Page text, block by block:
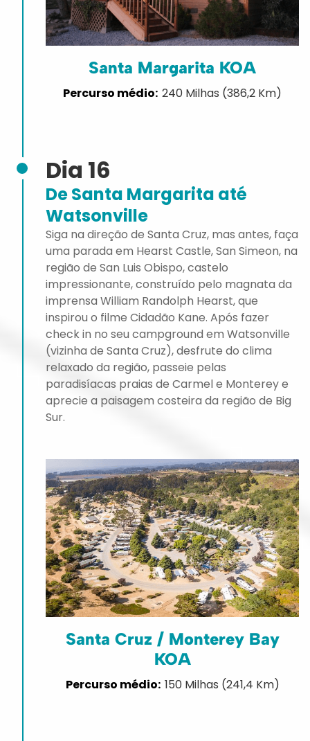
Santa Margarita KOA
240 Milhas (386,2 Km)
Dia 16
De Santa Margarita até
Watsonville
Siga na direção de Santa Cruz, mas antes, faça
uma parada em Hearst Castle, San Simeon, na
região de San Luis Obispo, castelo
impressionante, construído pelo magnata da
imprensa William Randolph Hearst, que
inspirou o filme Cidadão Kane. Após fazer
check in no seu campground em Watsonville
(vizinha de Santa Cruz), desfrute do clima
relaxado da região, passeie pelas
paradisíacas praias de Carmel e Monterey e
aprecie a paisagem costeira da região de Big
Sur.
Santa Cruz / Monterey Bay
KOA
150 Milhas (241,4 Km)